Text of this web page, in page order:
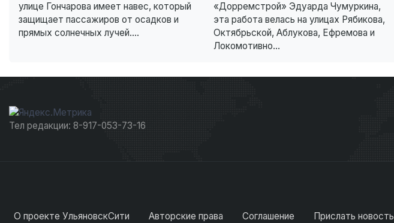
улице Гончарова имеет навес, который
защищает пассажиров от осадков и
прямых солнечных лучей....
«Дорремстрой» Эдуарда Чумуркина,
эта работа велась на улицах Рябикова,
Октябрьской, Аблукова, Ефремова и
Локомотивно...
Тел редакции: 8-917-053-73-16
О проекте УльяновскСити Авторские права Соглашение Прислать новость